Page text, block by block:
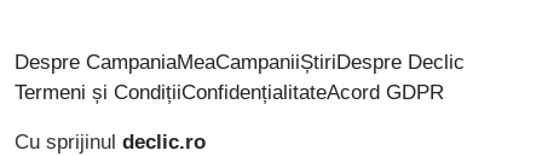
Despre CampaniaMeaCampaniiȘtiriDespre Declic
Termeni și CondițiiConfidențialitateAcord GDPR
Cu sprijinul declic.ro